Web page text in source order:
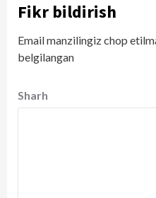
Fikr bildirish
Email manzilingiz chop
belgilangan
Sharh